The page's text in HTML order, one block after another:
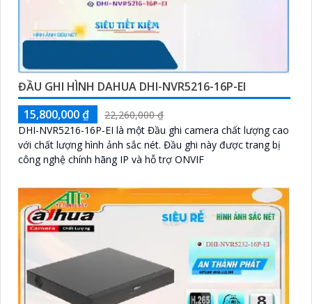
ĐẦU GHI HÌNH DAHUA DHI-NVR5216-16P-EI
15,800,000 ₫
22,260,000 ₫
DHI-NVR5216-16P-EI là một Đầu ghi camera chất lượng cao
với chất lượng hình ảnh sắc nét. Đầu ghi này được trang bị
công nghệ chính hãng IP và hỗ trợ ONVIF